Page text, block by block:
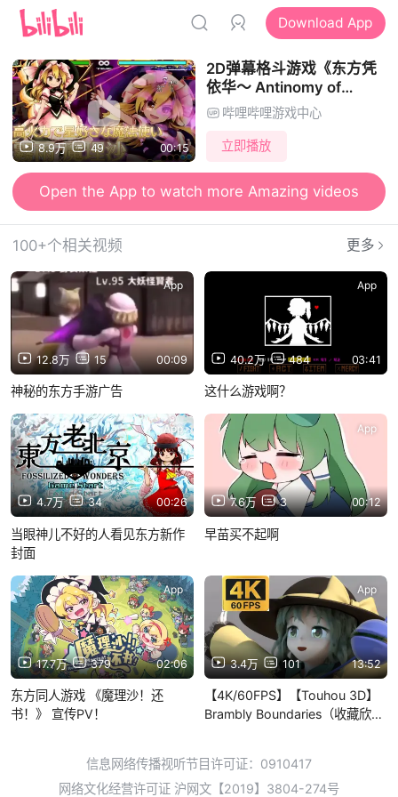
Download App
8.9万 49 00:15
2D弹幕格斗游戏《东方凭
依华～ Antinomy of
Common Flowers.》
TVCM
哔哩哔哩游戏中心
立即播放
Open the App to watch more Amazing videos
100+个相关视频 更多
12.8万 15 00:09
App
神秘的东方手游广告
40.2万 484 03:41
App
这什么游戏啊？
4.7万 34 00:26
App
当眼神儿不好的人看见东方新作
封面
7.6万 3 00:12
App
早苗买不起啊
17.7万 379 02:06
App
东方同人游戏 《魔理沙！还
书！》 宣传PV！
3.4万 101 13:52
App
【4K/60FPS】【Touhou 3D】
Brambly Boundaries（收藏欣赏
信息网络传播视听节目许可证：0910417
网络文化经营许可证 沪网文【2019】3804-274号